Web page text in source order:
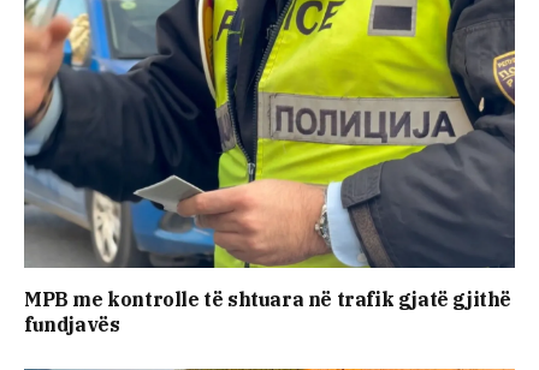
MPB me kontrolle të shtuara në trafik gjatë gjithë
fundjavës